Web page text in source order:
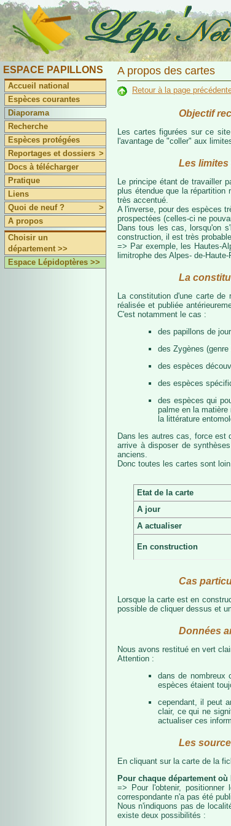
ESPACE PAPILLONS
Accueil national
Espèces courantes
Diaporama
Recherche
Espèces protégées
Reportages et dossiers >
Docs à télécharger
Pratique
Liens
Quoi de neuf ?
>
A propos
Choisir un
département >>
Espace Lépidoptères >>
A propos des cartes
Retour à la page
Objectif
Les cartes figurées sur ce
l'avantage de "coller" aux
Les
Le principe étant de travailler
plus étendue que la répartition
très accentué.
A l'inverse, pour des espèces
prospectées (celles-ci ne
Dans tous les cas, lorsqu'on
construction, il est très
=> Par exemple, les Hautes-
limitrophe des Alpes- de-Haute-
La
La constitution d'une carte de
réalisée et publiée
C'est notamment le cas :
des papillons de
des Zygènes
des espèces
des espèces
des espèces qui
palme en la
la littérature
Dans les autres cas, force est
arrive à disposer de
anciens.
Donc toutes les cartes sont
Etat de la carte
A jour
A actualiser
En construction
Cas
Lorsque la carte est en
possible de cliquer dessus et
Données
Nous avons restitué en vert
Attention :
dans de nombreux
espèces étaient
cependant, il peut
clair, ce qui ne
actualiser ces
Les
En cliquant sur la carte de la
Pour chaque département où
=> Pour l'obtenir,
correspondante n'a pas été
Nous n'indiquons pas de
existe deux possibilités :